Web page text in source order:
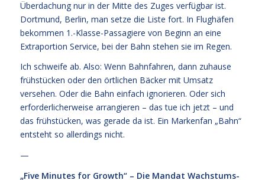
Überdachung nur in der Mitte des Zuges verfügbar ist.
Dortmund, Berlin, man setze die Liste fort. In Flughäfen
bekommen 1.-Klasse-Passagiere von Beginn an eine
Extraportion Service, bei der Bahn stehen sie im Regen.
Ich schweife ab. Also: Wenn Bahnfahren, dann zuhause
frühstücken oder den örtlichen Bäcker mit Umsatz
versehen. Oder die Bahn einfach ignorieren. Oder sich
erforderlicherweise arrangieren – das tue ich jetzt – und
das frühstücken, was gerade da ist. Ein Markenfan „Bahn“
entsteht so allerdings nicht.
—
„Five Minutes for Growth“ – Die Mandat Wachstums-